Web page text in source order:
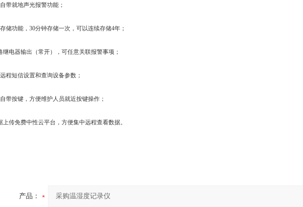
带就地声光报警功能；
储功能，30分钟存储一次，可以连续存储4年；
继电器输出（常开），可任意关联报警事项；
程短信设置和查询设备参数；
带按键，方便维护人员就近按键操作；
上传免费中性云平台，方便集中远程查看数据。
产品：